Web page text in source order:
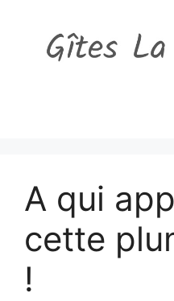
contenu
A qui
cette
!